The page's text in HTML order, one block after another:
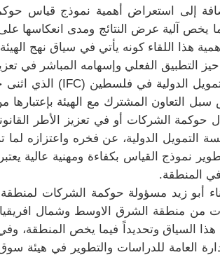
إضافة إلى استعراض أهمية نموذج قياس
عرض النتائج ومدى انعكاسها على
هذا اللقاء كونه يأتي في سياق نهج
حيز التطبيق الفعلي وإسهامه المباشر
الدولية في فلسطين (IFC) الذي اثنى
التعاون المشترك مع الهيئة بإعتبارها
حوكمة الشركات أو في تعزيز الأطر
الدولية، عن فخره واعتزازه
نموذج القياس بكفاءة ومهنية عالية
في المنطقة.
أبو زيد مسؤولة حوكمة الشركات
من منطقة الشرق الاوسط وشمال
وتحديداً فيما يخص المنطقة، وفي
العامة للدراسات والتطوير في هيئة